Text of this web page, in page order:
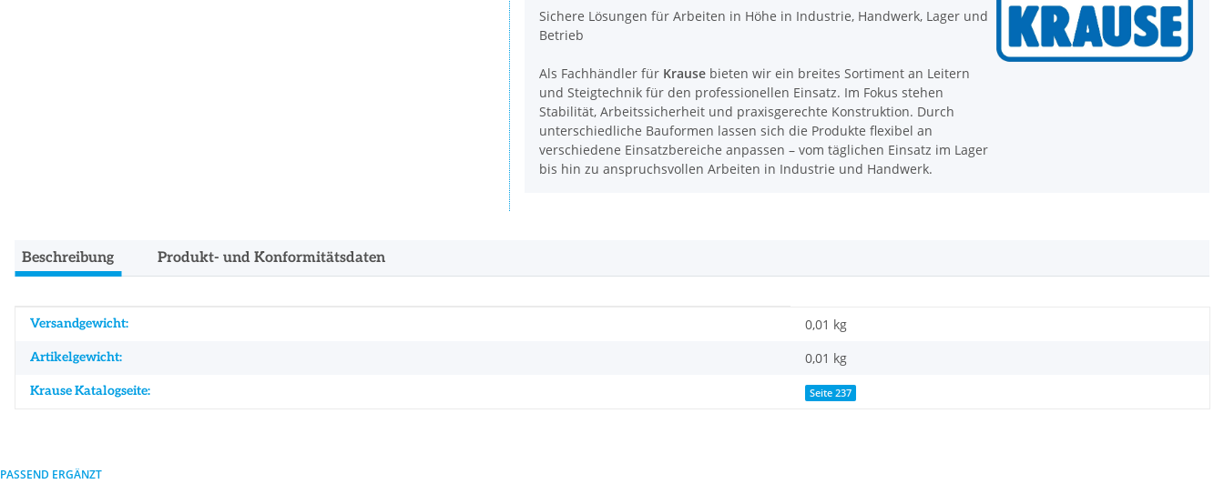
Sichere Lösungen für Arbeiten in Höhe in Industrie, Handwerk, Lager und
Betrieb
Als Fachhändler für Krause bieten wir ein breites Sortiment an Leitern
und Steigtechnik für den professionellen Einsatz. Im Fokus stehen
Stabilität, Arbeitssicherheit und praxisgerechte Konstruktion. Durch
unterschiedliche Bauformen lassen sich die Produkte flexibel an
verschiedene Einsatzbereiche anpassen – vom täglichen Einsatz im Lager
bis hin zu anspruchsvollen Arbeiten in Industrie und Handwerk.
Beschreibung Produkt- und Konformitätsdaten
Produkteigenschaft
Wert
Versandgewicht: 0,01 kg
Artikelgewicht: 0,01 kg
Krause Katalogseite: Seite 237
PASSEND ERGÄNZT